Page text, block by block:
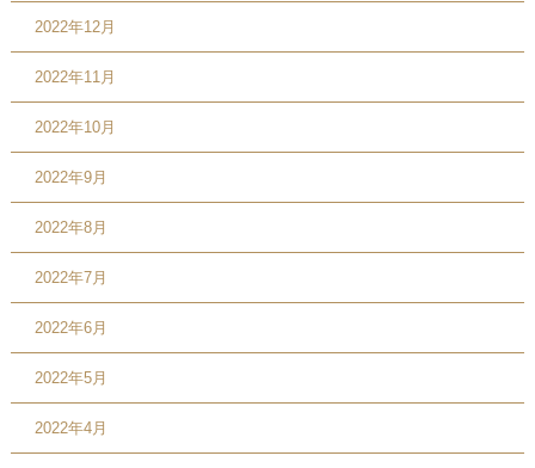
2022年12月
2022年11月
2022年10月
2022年9月
2022年8月
2022年7月
2022年6月
2022年5月
2022年4月